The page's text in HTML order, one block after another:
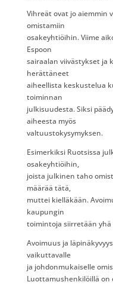
Vihreät ovat jo aiemmin
omistamiin
osakeyhtiöihin. Viime
Espoon
sairaalan viivästykset ja
herättäneet
aiheellista keskustelua
toiminnan
julkisuudesta. Siksi
aiheesta myös
valtuustokysymyksen.
Esimerkiksi Ruotsissa
osakeyhtiöihin,
joista julkinen taho
määrää tätä,
muttei kielläkään.
kaupungin
toimintoja siirretään
Avoimuus ja
vaikuttavalle
ja johdonmukaiselle
Luottamushenkilöillä on